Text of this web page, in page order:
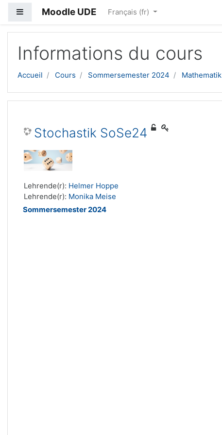
Panneau latéral
Moodle UDE Français ‎(fr)‎
Informations du cours
Accueil Cours Sommersemester 2024 Mathematik
Stochastik SoSe24
Lehrende(r): Helmer Hoppe
Lehrende(r): Monika Meise
Sommersemester 2024